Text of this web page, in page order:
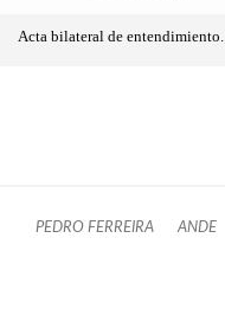
Acta bilateral de entendimiento.
PEDRO FERREIRA ANDE